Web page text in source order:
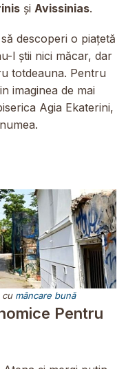
și Avissinias.
descoperi o piațetă
l știi nici măcar, dar
totdeauna. Pentru
imaginea de mai
Agia Ekaterini,
cu mâncare bună
Pentru